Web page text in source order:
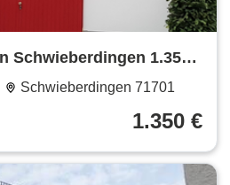
Schwieberdingen 1.350
Schwieberdingen 71701
1.350 €